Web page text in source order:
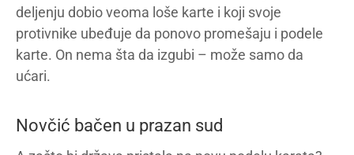
deljenju dobio veoma loše karte i koji svoje
protivnike ubeđuje da ponovo promešaju i podele
karte. On nema šta da izgubi – može samo da
ućari.
Novčić bačen u prazan sud